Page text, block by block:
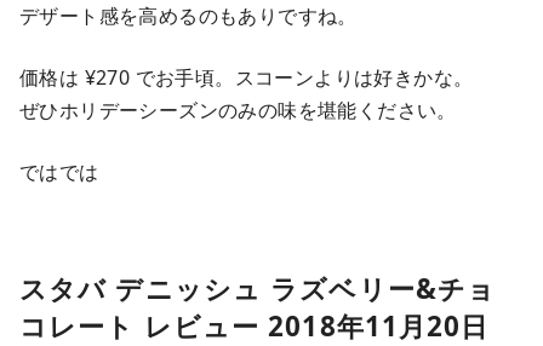
デザート感を高めるのもありですね。
価格は ¥270 でお手頃。スコーンよりは好きかな。
ぜひホリデーシーズンのみの味を堪能ください。
ではでは
スタバ デニッシュ ラズベリー&チョ
コレート レビュー 2018年11月20日